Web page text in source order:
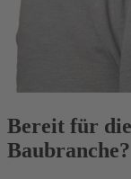
Bereit für
Baubranche?